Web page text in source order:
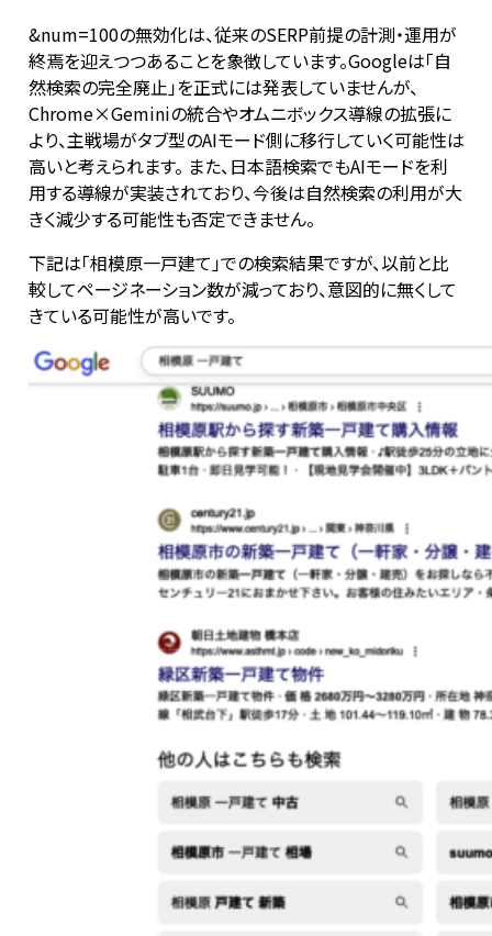
&num=100の無効化は、従来のSERP前提の計測・運用が
終焉を迎えつつあることを象徴しています。Googleは「自
然検索の完全廃止」を正式には発表していませんが、
Chrome×Geminiの統合やオムニボックス導線の拡張に
より、主戦場がタブ型のAIモード側に移行していく可能性は
高いと考えられます。 また、日本語検索でもAIモードを利
用する導線が実装されており、今後は自然検索の利用が大
きく減少する可能性も否定できません。
下記は「相模原一戸建て」での検索結果ですが、以前と比
較してページネーション数が減っており、意図的に無くして
きている可能性が高いです。